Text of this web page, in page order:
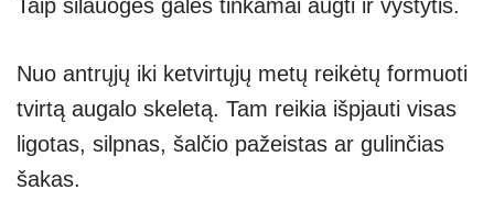
Taip šilauogės galės tinkamai augti ir vystytis.
Nuo antrųjų iki ketvirtųjų metų reikėtų formuoti
tvirtą augalo skeletą. Tam reikia išpjauti visas
ligotas, silpnas, šalčio pažeistas ar gulinčias
šakas.